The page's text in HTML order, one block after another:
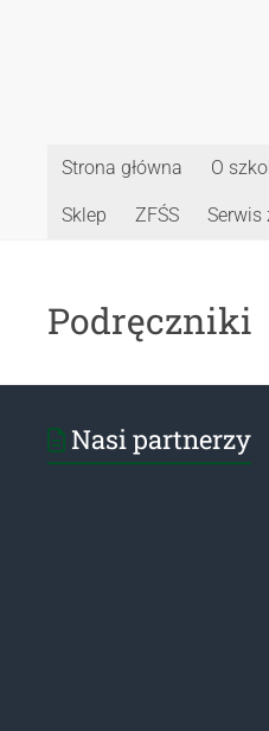
Strona główna O
Sklep ZFŚS Serwis
Podręczniki
Nasi partnerzy